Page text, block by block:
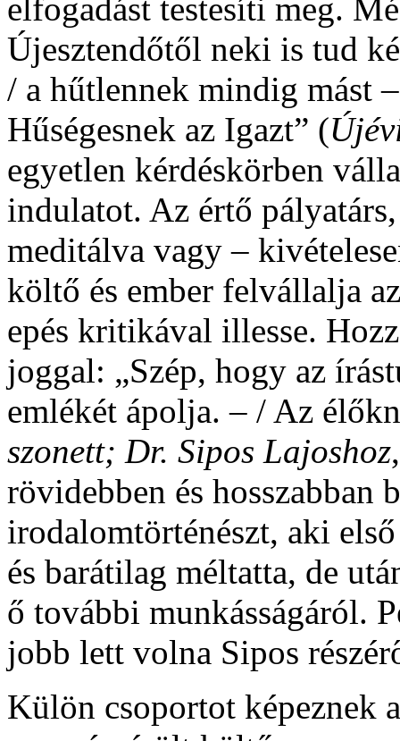
elfogadást testesíti meg.
Újesztendőtől neki is tud
/ a hűtlennek mindig mást
Hűségesnek az Igazt” (
egyetlen kérdéskörben
indulatot. Az értő
meditálva vagy –
költő és ember felvállalja
epés kritikával illesse.
joggal: „Szép, hogy az
emlékét ápolja. – / Az
szonett; Dr. Sipos Lajoshoz
rövidebben és hosszabban
irodalomtörténészt, aki
és barátilag méltatta, de
ő további munkásságáról.
jobb lett volna Sipos
Külön csoportot képeznek